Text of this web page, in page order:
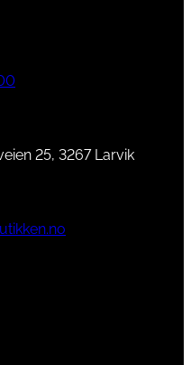
25, 3267 Larvik